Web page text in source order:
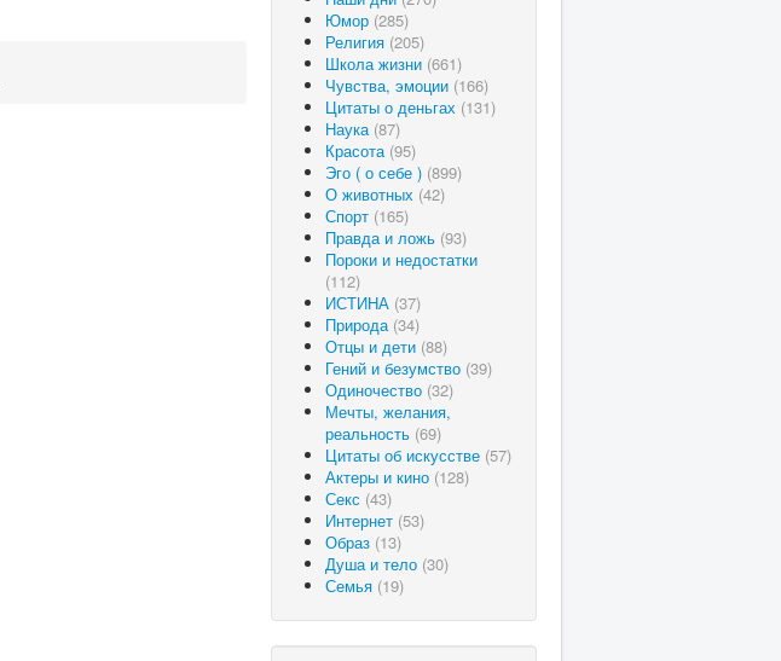
Юмор (285)
Религия (205)
Школа жизни (661)
Чувства, эмоции (166)
Цитаты о деньгах (131)
Наука (87)
Красота (95)
Эго ( о себе ) (899)
О животных (42)
Спорт (165)
Правда и ложь (93)
Пороки и недостатки
(112)
ИСТИНА (37)
Природа (34)
Отцы и дети (88)
Гений и безумство (39)
Одиночество (32)
Мечты, желания,
реальность (69)
Цитаты об искусстве (57)
Актеры и кино (128)
Секс (43)
Интернет (53)
Образ (13)
Душа и тело (30)
Семья (19)